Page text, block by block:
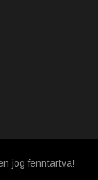
jog fenntartva!